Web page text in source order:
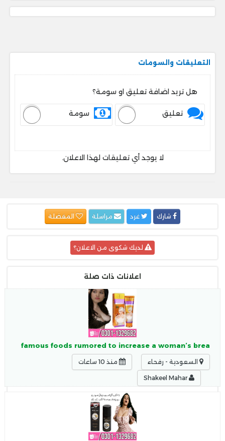
التعليقات والسومات
هل تريد اضافة تعليق او سومة؟
تعليق سومة
لا يوجد أي تعليقات لهذا الاعلان.
شارك غرد
لديك شكوى من الاعلان؟
اعلانات ذات صلة
famous foods rumored to increase a woman’s brea
السعودية - رفحاء منذ 10 ساعات
Shakeel Mahar